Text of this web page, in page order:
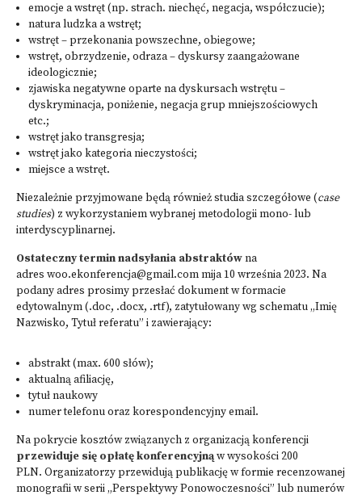
emocje a wstręt (np. strach. niechęć, negacja, współczucie);
natura ludzka a wstręt;
wstręt – przekonania powszechne, obiegowe;
wstręt, obrzydzenie, odraza – dyskursy zaangażowane
ideologicznie;
zjawiska negatywne oparte na dyskursach wstrętu –
dyskryminacja, poniżenie, negacja grup mniejszościowych
etc.;
wstręt jako transgresja;
wstręt jako kategoria nieczystości;
miejsce a wstręt.
Niezależnie przyjmowane będą również studia szczegółowe (case
studies) z wykorzystaniem wybranej metodologii mono- lub
interdyscyplinarnej.
Ostateczny termin nadsyłania abstraktówna
adres woo.ekonferencja@gmail.com mija 10 września 2023. Na
podany adres prosimy przesłać dokument w formacie
edytowalnym (.doc, .docx, .rtf), zatytułowany wg schematu „Imię
Nazwisko, Tytuł referatu” i zawierający:
abstrakt (max. 600 słów);
aktualną afiliację,
tytuł naukowy
numer telefonu oraz korespondencyjny email.
Na pokrycie kosztów związanych z organizacją konferencji
przewiduje się opłatę konferencyjnąw wysokości 200
PLN. Organizatorzy przewidują publikację w formie recenzowanej
monografii w serii „Perspektywy Ponowoczesności” lub numerów